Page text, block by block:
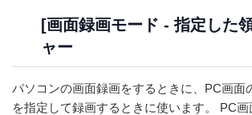
[画面録画モード - 指定した
ャー
パソコンの画面録画をするときに、PC画面
を指定して録画するときに使います。 PC